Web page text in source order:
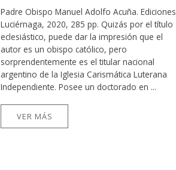
Padre Obispo Manuel Adolfo Acuña. Ediciones
Luciérnaga, 2020, 285 pp. Quizás por el título
eclesiástico, puede dar la impresión que el
autor es un obispo católico, pero
sorprendentemente es el titular nacional
argentino de la Iglesia Carismática Luterana
Independiente. Posee un doctorado en ...
VER MÁS